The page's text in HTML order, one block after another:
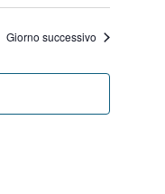
Giorno successivo